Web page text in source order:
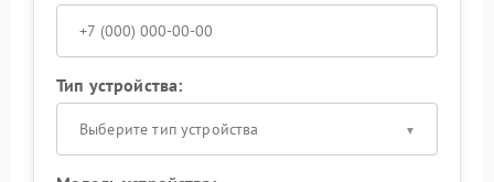
Тип устройства:
Выберите тип устройства